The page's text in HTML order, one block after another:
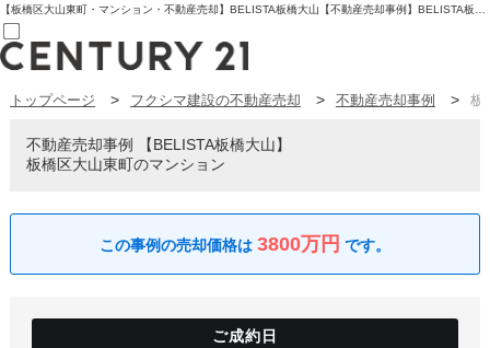
売買部
賃貸部
03-6912-3505
新規会員登録
物件閲覧履歴
購入TOP
トップページ フクシマ建設の不動産売却 不動産売却事例 板
不動産売却事例
BELISTA板橋大山
板橋区大山東町のマンション
3800万円